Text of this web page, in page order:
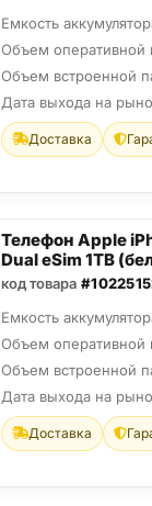
Емкость
Объем оперативной
Объем встроенной
Дата выхода на
Доставка
Телефон Apple
Dual eSim 1TB
код товара
Емкость
Объем оперативной
Объем встроенной
Дата выхода на
Доставка